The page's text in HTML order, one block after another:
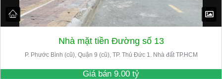
Nhà mặt tiền Đường số 13
P. Phước Bình (cũ), Quận 9 (cũ), TP. Thủ Đức 1. Nhà đất TP.HCM
Giá bán 9.00 tỷ